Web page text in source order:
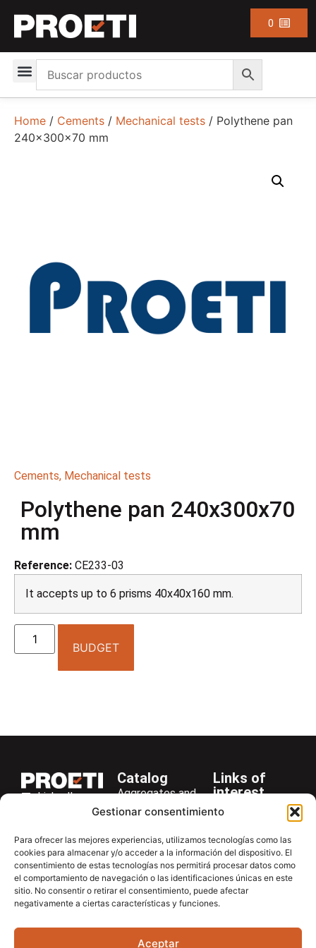
Gestionar consentimiento
Para ofrecer las mejores experiencias, utilizamos tecnologías como las
cookies para almacenar y/o acceder a la información del dispositivo. El
consentimiento de estas tecnologías nos permitirá procesar datos como
el comportamiento de navegación o las identificaciones únicas en este
sitio. No consentir o retirar el consentimiento, puede afectar
negativamente a ciertas características y funciones.
Aceptar
0
Home / Cements / Mechanical tests / Polythene pan
240x300x70 mm
Cements, Mechanical tests
Polythene pan 240x300x70
mm
Reference: CE233-03
It accepts up to 6 prisms 40x40x160 mm.
BUDGET
LinkedIn
+34 916 28
29 40
proetisa@proetisa.com
Ctra de
Algete, Av
M-106, Km
Catalog
Aggregates and
Rocks
Asphalt
Cements
Concrete
Soils
Soilmatic
Links of
interest
Company
News
Newsletter
Download
Contac